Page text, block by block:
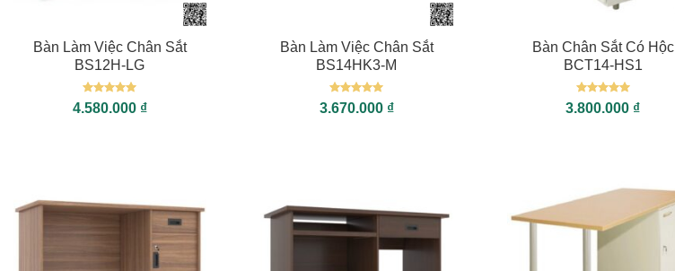
Bàn Làm Việc Chân Sắt
BS12H-LG
Được xếp
hạng55
4.580.000 ₫
Bàn Làm Việc Chân Sắt
BS14HK3-M
Được xếp
hạng55
3.670.000 ₫
Bàn Chân Sắt Có Hộc
BCT14-HS1
Được xếp
hạng55
3.800.000 ₫